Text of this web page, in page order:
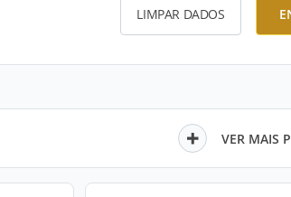
LIMPAR DADOS
VER MAIS